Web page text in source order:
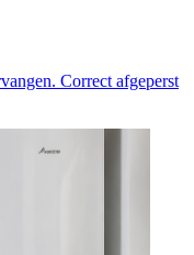
Correct afgeperst